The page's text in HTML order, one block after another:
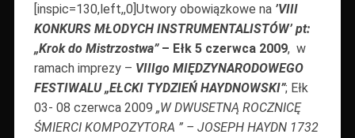
[inspic=130,left,,0]Utwory obowiązkowe na ’VIII
KONKURS MŁODYCH INSTRUMENTALISTÓW’ pt:
„Krok do Mistrzostwa” – Ełk 5 czerwca 2009, w
ramach imprezy – VIIIgo MIĘDZYNARODOWEGO
FESTIWALU „EŁCKI TYDZIEŃ HAYDNOWSKI”; Ełk
03- 08 czerwca 2009 „W DWUSETNĄ ROCZNICĘ
ŚMIERCI KOMPOZYTORA ” – JOSEPH HAYDN 1732